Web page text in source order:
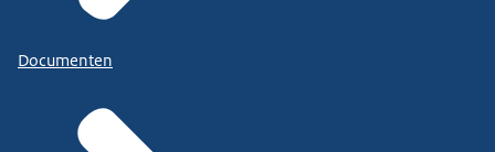
Documenten